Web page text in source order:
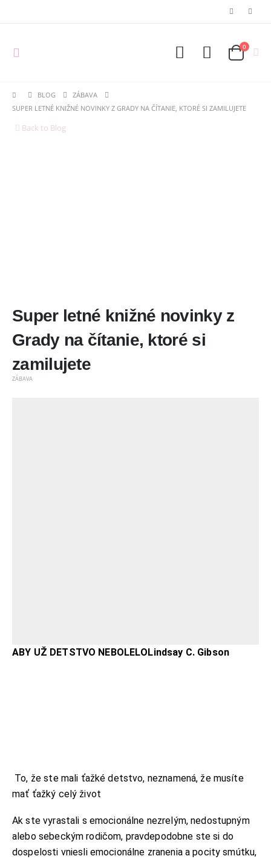
0
BLOG
ZÁBAVA
SUPER LETNÉ KNIŽNÉ NOVINKY Z GRADY NA ČÍTANIE, KTORÉ SI ZAMILUJETE
Back to Blog
Super letné knižné novinky z
Grady na čítanie, ktoré si
zamilujete
ZÁBAVA
ABY UŽ DETSTVO NEBOLELOLindsay C. Gibson
To, že ste mali ťažké detstvo, neznamená, že musíte
mať ťažký celý život
Ak ste vyrastali s emocionálne nezrelým, nedostupným
alebo sebeckým rodičom, pravdepodobne ste si do
dospelosti vniesli emocionálne zranenia a pocity smútku,